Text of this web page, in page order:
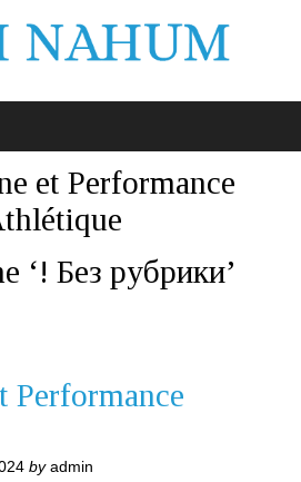
et Performance
‘! Без рубрики’
Performance
byadmin